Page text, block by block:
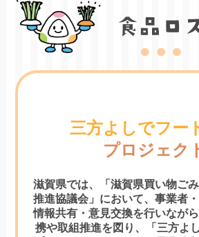
三方よしでフー
プロジェク
滋賀県では、「滋賀県買い物ご
推進協議会」において、 事業者
情報共有・意見交換を行いなが
携や取組推進を図り、
「三方よ